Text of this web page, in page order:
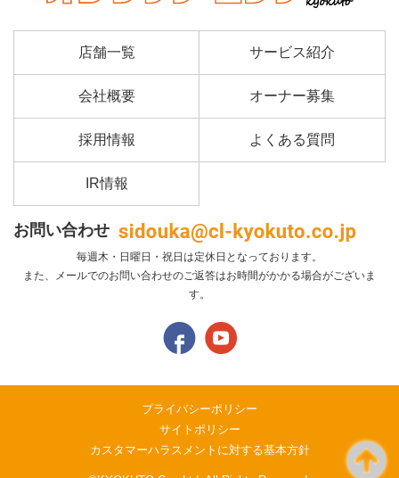
店舗一覧 サービス紹介
会社概要 オーナー募集
採用情報 よくある質問
IR情報
お問い合わせ
毎週木・日曜日・祝日は定休日となっております。
また、メールでのお問い合わせのご返答はお時間がかかる場合がございま
す。
プライバシーポリシー
サイトポリシー
カスタマーハラスメントに対する基本方針